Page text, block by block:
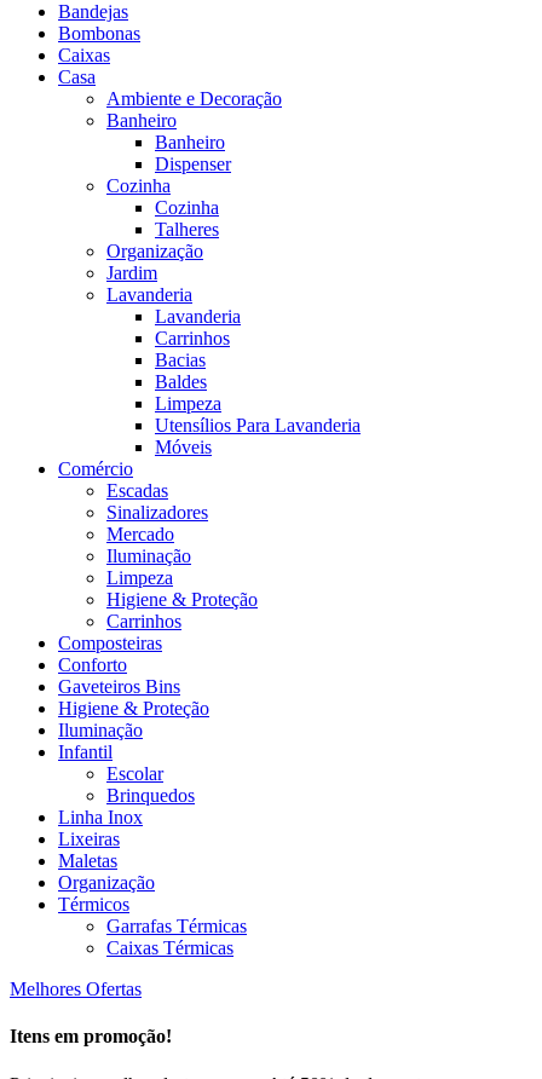
Bandejas
Bombonas
Caixas
Casa
Ambiente e Decoração
Banheiro
Banheiro
Dispenser
Cozinha
Cozinha
Talheres
Organização
Jardim
Lavanderia
Lavanderia
Carrinhos
Bacias
Baldes
Limpeza
Utensílios Para Lavanderia
Móveis
Comércio
Escadas
Sinalizadores
Mercado
Iluminação
Limpeza
Higiene & Proteção
Carrinhos
Composteiras
Conforto
Gaveteiros Bins
Higiene & Proteção
Iluminação
Infantil
Escolar
Brinquedos
Linha Inox
Lixeiras
Maletas
Organização
Térmicos
Garrafas Térmicas
Caixas Térmicas
Melhores Ofertas
Itens em promoção!